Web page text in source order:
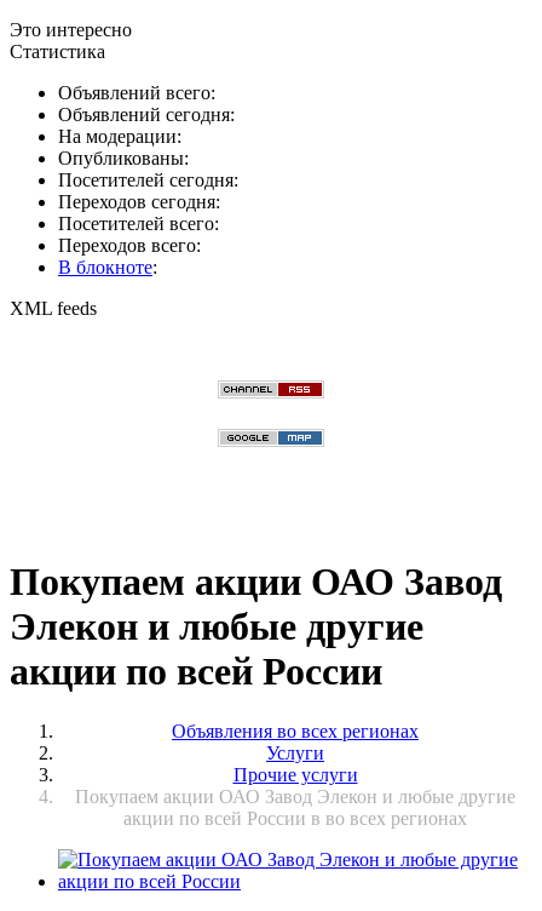
Это интересно
Статистика
Объявлений всего:
Объявлений сегодня:
На модерации:
Опубликованы:
Посетителей сегодня:
Переходов сегодня:
Посетителей всего:
Переходов всего:
В блокноте:
XML feeds
Покупаем акции ОАО Завод
Элекон и любые другие
акции по всей России
Объявления во всех регионах
Услуги
Прочие услуги
Покупаем акции ОАО Завод Элекон и любые другие
акции по всей России в во всех регионах